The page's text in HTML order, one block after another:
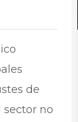
de
sector no